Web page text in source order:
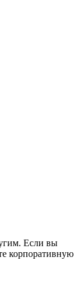
Если вы
корпоративную